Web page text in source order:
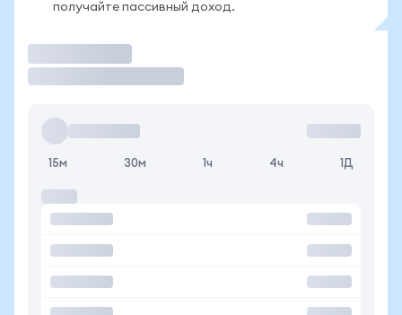
получайте пассивный доход.
15м 30м 1ч 4ч 1Д